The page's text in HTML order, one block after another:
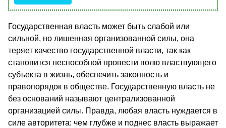
Государственная власть может быть слабой или
сильной, но лишенная организованной силы, она
теряет качество государственной власти, так как
становится неспособной провести волю властвующего
субъекта в жизнь, обеспечить законность и
правопорядок в обществе. Государственную власть не
без оснований называют централизованной
организацией силы. Правда, любая власть нуждается в
силе авторитета: чем глубже и поднес власть выражает